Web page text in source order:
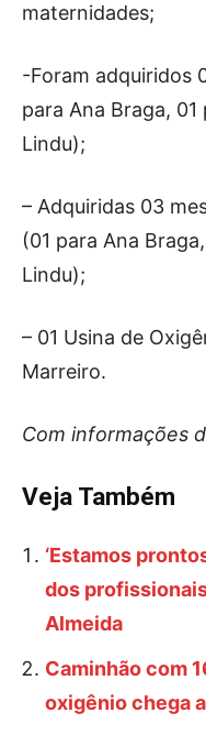
maternidades;
-Foram adquiridos
para Ana Braga, 01
Lindu);
– Adquiridas 03
(01 para Ana
Lindu);
– 01 Usina de
Marreiro.
Com informações
Veja Também
‘Estamos
dos
Almeida
Caminhão com
oxigênio chega